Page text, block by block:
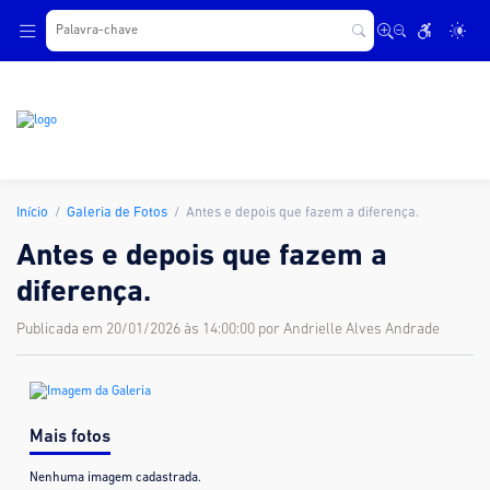
Início Galeria de Fotos Antes e depois que fazem a diferença.
Antes e depois que fazem a
diferença.
Publicada em 20/01/2026 às 14:00:00 por Andrielle Alves Andrade
Mais fotos
Nenhuma imagem cadastrada.